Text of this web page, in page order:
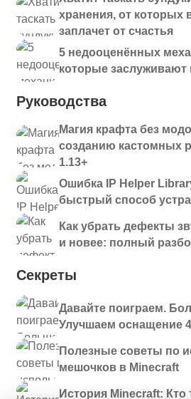
хранения, от которых
заплачет от счастья
5 недооценённых
которые
Руководства
Магия крафта без
созданию кастомных
1.13+
Ошибка IP Helper
быстрый способ
Как убрать дефекты
и новее: полный
Секреты
Давайте поиграем.
Улучшаем оснащение
Полезные советы по
мешочков в Minecraft
История Minecraft: Кто